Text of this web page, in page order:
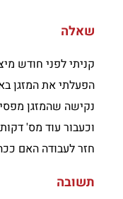
שאלה
הפעלתי את המזגן
נקישה שהמזגן
וכעבור עוד מס'
חזר לעבודה האם
תשובה